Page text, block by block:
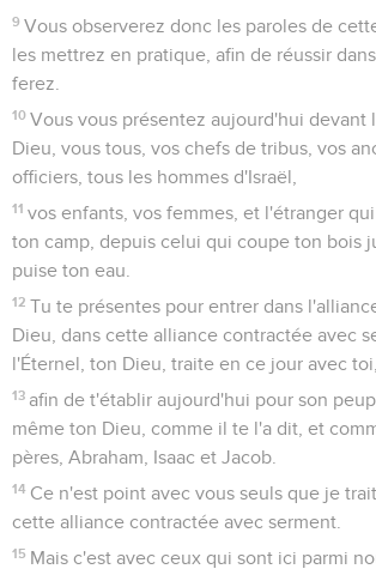
9 Vous observerez donc les paroles de
les mettrez en pratique, afin de réussir
ferez.
10 Vous vous présentez aujourd'hui devant
Dieu, vous tous, vos chefs de tribus, vos
officiers, tous les hommes d'Israël,
11 vos enfants, vos femmes, et l'étranger
ton camp, depuis celui qui coupe ton bois
puise ton eau.
12 Tu te présentes pour entrer dans
Dieu, dans cette alliance contractée avec
l'Éternel, ton Dieu, traite en ce jour avec toi,
13 afin de t'établir aujourd'hui pour son
même ton Dieu, comme il te l'a dit, et
pères, Abraham, Isaac et Jacob.
14 Ce n'est point avec vous seuls que je
cette alliance contractée avec serment.
15 Mais c'est avec ceux qui sont ici parmi